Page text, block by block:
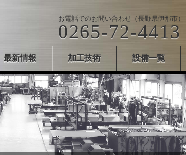
お電話でのお問い合わせ（長野県伊那市）
0265-72-4413
最新情報 加工技術 設備一覧